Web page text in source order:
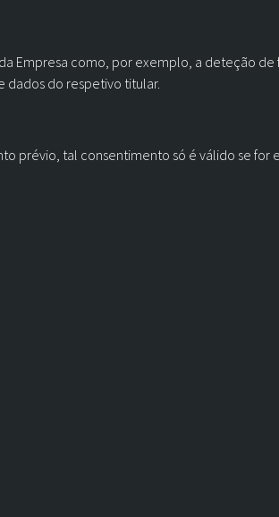
Empresa como, por exemplo, a deteção de
dados do respetivo titular.
prévio, tal consentimento só é válido se